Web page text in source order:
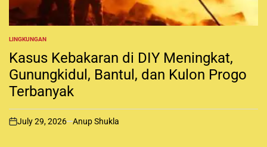
P
O
S
T
E
D
LINGKUNGAN
Kasus Kebakaran di DIY Meningkat,
Gunungkidul, Bantul, dan Kulon Progo
Terbanyak
o
July 29, 2026 Anup Shukla